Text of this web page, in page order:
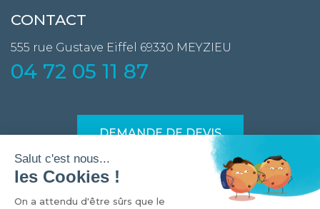
CONTACT
555 rue Gustave Eiffel 69330 MEYZIEU
04 72 05 11 87
DEMANDE DE DEVIS
Devis en 24h